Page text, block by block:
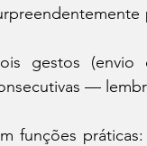
gestos
—
funções